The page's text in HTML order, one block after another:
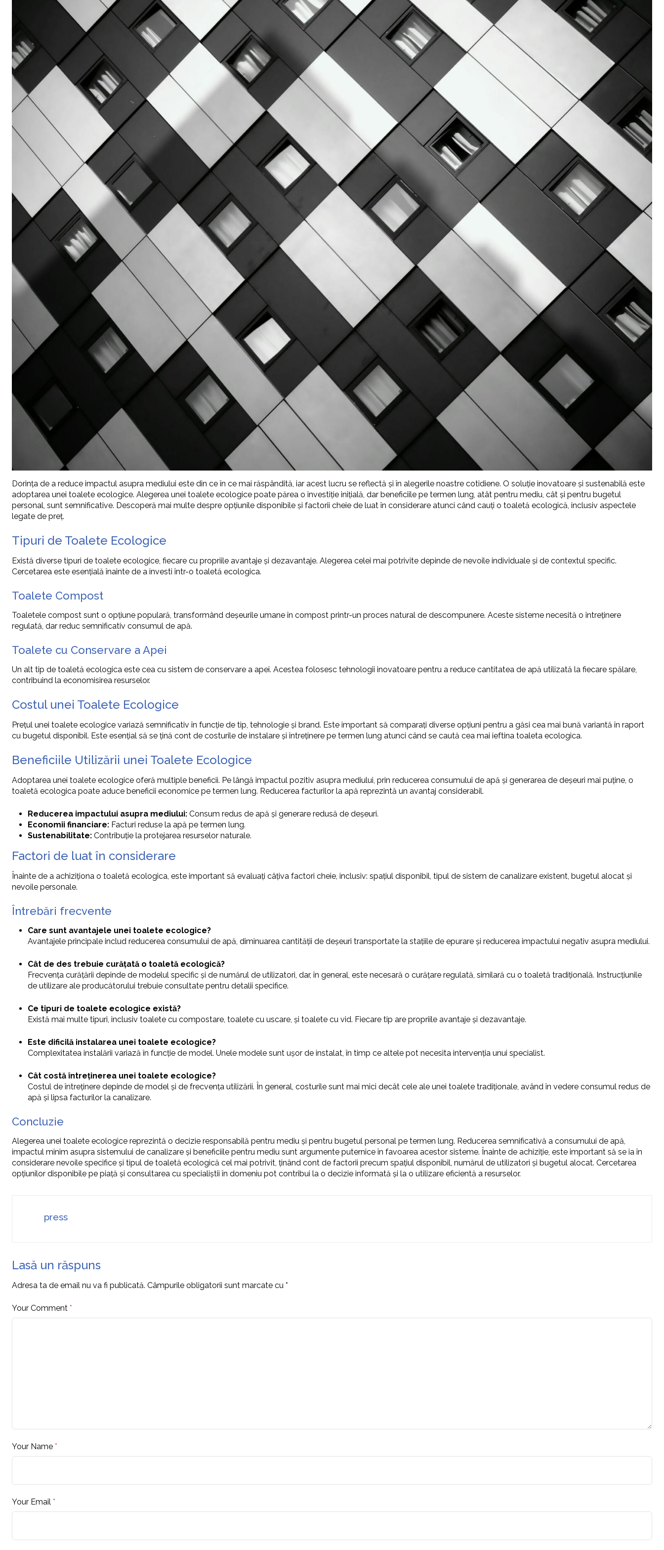
Dorința de a reduce impactul asupra mediului este din ce în ce mai răspândită, iar acest lucru se reflectă și în alegerile noastre cotidiene. O soluție inovatoare și sustenabilă este
adoptarea unei toalete ecologice. Alegerea unei toalete ecologice poate părea o investiție inițială, dar beneficiile pe termen lung, atât pentru mediu, cât și pentru bugetul
personal, sunt semnificative. Descoperă mai multe despre opțiunile disponibile și factorii cheie de luat în considerare atunci când cauți o toaletă ecologică, inclusiv aspectele
legate de preț.
Tipuri de Toalete Ecologice
Există diverse tipuri de toalete ecologice, fiecare cu propriile avantaje și dezavantaje. Alegerea celei mai potrivite depinde de nevoile individuale și de contextul specific.
Cercetarea este esențială înainte de a investi într-o toaletă ecologica.
Toalete Compost
Toaletele compost sunt o opțiune populară, transformând deșeurile umane în compost printr-un proces natural de descompunere. Aceste sisteme necesită o întreținere
regulată, dar reduc semnificativ consumul de apă.
Toalete cu Conservare a Apei
Un alt tip de toaletă ecologica este cea cu sistem de conservare a apei. Acestea folosesc tehnologii inovatoare pentru a reduce cantitatea de apă utilizată la fiecare spălare,
contribuind la economisirea resurselor.
Costul unei Toalete Ecologice
Prețul unei toalete ecologice variază semnificativ în funcție de tip, tehnologie și brand. Este important să comparați diverse opțiuni pentru a găsi cea mai bună variantă în raport
cu bugetul disponibil. Este esențial să se țină cont de costurile de instalare și întreținere pe termen lung atunci când se caută cea mai ieftina toaleta ecologica.
Beneficiile Utilizării unei Toalete Ecologice
Adoptarea unei toalete ecologice oferă multiple beneficii. Pe lângă impactul pozitiv asupra mediului, prin reducerea consumului de apă și generarea de deșeuri mai puține, o
toaletă ecologica poate aduce beneficii economice pe termen lung. Reducerea facturilor la apă reprezintă un avantaj considerabil.
Reducerea impactului asupra mediului: Consum redus de apă și generare redusă de deșeuri.
Economii financiare: Facturi reduse la apă pe termen lung.
Sustenabilitate: Contribuție la protejarea resurselor naturale.
Factori de luat în considerare
Înainte de a achiziționa o toaletă ecologica, este important să evaluați câțiva factori cheie, inclusiv: spațiul disponibil, tipul de sistem de canalizare existent, bugetul alocat și
nevoile personale.
Întrebări frecvente
Care sunt avantajele unei toalete ecologice?
Avantajele principale includ reducerea consumului de apă, diminuarea cantității de deșeuri transportate la stațiile de epurare și reducerea impactului negativ asupra mediului.
Cât de des trebuie curățată o toaletă ecologică?
Frecvența curățării depinde de modelul specific și de numărul de utilizatori, dar, în general, este necesară o curățare regulată, similară cu o toaletă tradițională. Instrucțiunile
de utilizare ale producătorului trebuie consultate pentru detalii specifice.
Ce tipuri de toalete ecologice există?
Există mai multe tipuri, inclusiv toalete cu compostare, toalete cu uscare, și toalete cu vid. Fiecare tip are propriile avantaje și dezavantaje.
Este dificilă instalarea unei toalete ecologice?
Complexitatea instalării variază în funcție de model. Unele modele sunt ușor de instalat, în timp ce altele pot necesita intervenția unui specialist.
Cât costă întreținerea unei toalete ecologice?
Costul de întreținere depinde de model și de frecvența utilizării. În general, costurile sunt mai mici decât cele ale unei toalete tradiționale, având în vedere consumul redus de
apă și lipsa facturilor la canalizare.
Concluzie
Alegerea unei toalete ecologice reprezintă o decizie responsabilă pentru mediu și pentru bugetul personal pe termen lung. Reducerea semnificativă a consumului de apă,
impactul minim asupra sistemului de canalizare și beneficiile pentru mediu sunt argumente puternice în favoarea acestor sisteme. Înainte de achiziție, este important să se ia în
considerare nevoile specifice și tipul de toaletă ecologică cel mai potrivit, ținând cont de factorii precum spațiul disponibil, numărul de utilizatori și bugetul alocat. Cercetarea
opțiunilor disponibile pe piață și consultarea cu specialiștii în domeniu pot contribui la o decizie informată și la o utilizare eficientă a resurselor.
press
Lasă un răspuns
Adresa ta de email nu va fi publicată. Câmpurile obligatorii sunt marcate cu *
Your Comment *
Your Name *
Your Email *